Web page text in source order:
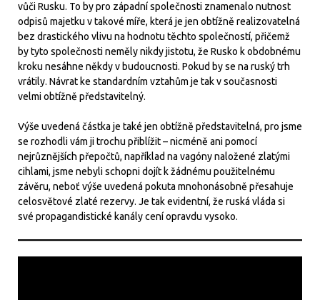
vůči Rusku. To by pro západní společnosti znamenalo nutnost
odpisů majetku v takové míře, která je jen obtížně realizovatelná
bez drastického vlivu na hodnotu těchto společností, přičemž
by tyto společnosti neměly nikdy jistotu, že Rusko k obdobnému
kroku nesáhne někdy v budoucnosti. Pokud by se na ruský trh
vrátily. Návrat ke standardním vztahům je tak v současnosti
velmi obtížně představitelný.
Výše uvedená částka je také jen obtížně představitelná, pro jsme
se rozhodli vám ji trochu přiblížit – nicméně ani pomocí
nejrůznějších přepočtů, například na vagóny naložené zlatými
cihlami, jsme nebyli schopni dojít k žádnému použitelnému
závěru, neboť výše uvedená pokuta mnohonásobně přesahuje
celosvětové zlaté rezervy. Je tak evidentní, že ruská vláda si
své propagandistické kanály cení opravdu vysoko.